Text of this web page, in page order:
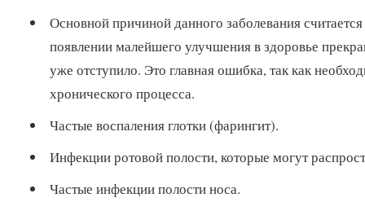
Основной причиной данного заболевания
появлении малейшего улучшения в здоровье
уже отступило. Это главная ошибка, так как
хронического процесса.
Частые воспаления глотки (фарингит).
Инфекции ротовой полости, которые могут
Частые инфекции полости носа.